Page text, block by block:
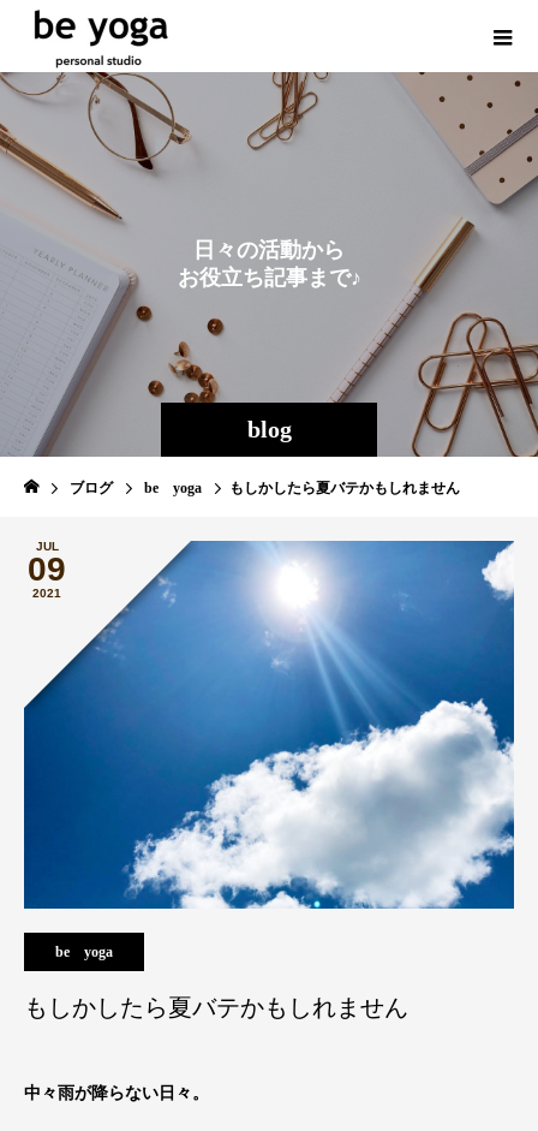
blog
日 々の活動から
お役立ち記事ま で♪
ブログ be yoga もしかしたら夏バテかもしれません
JUL
09
2021
be yoga
もしかしたら夏バテかもしれません
中々雨が降らない日々。